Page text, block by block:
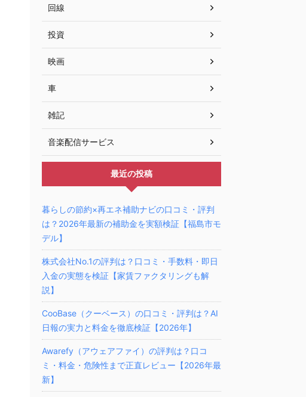
回線
投資
映画
車
雑記
音楽配信サービス
最近の投稿
暮らしの節約×再エネ補助ナビの口コミ・評判
は？2026年最新の補助金を実額検証【福島市モ
デル】
株式会社No.1の評判は？口コミ・手数料・即日
入金の実態を検証【家賃ファクタリングも解
説】
CooBase（クーベース）の口コミ・評判は？AI
日報の実力と料金を徹底検証【2026年】
Awarefy（アウェアファイ）の評判は？口コ
ミ・料金・危険性まで正直レビュー【2026年最
新】